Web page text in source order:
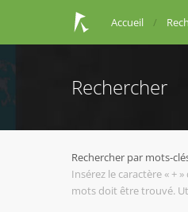
Accueil
Rechercher
Rechercher par mots-
Insérez le caractère « +
mots doit être trouvé.